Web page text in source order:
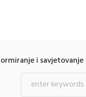
i savjetovanje